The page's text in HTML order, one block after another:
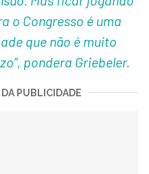
o Congresso é uma
que não é muito
pondera Griebeler.
PUBLICIDADE